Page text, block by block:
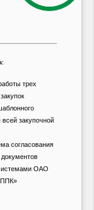
трех
закупочной
согласования
ОАО
ППК»